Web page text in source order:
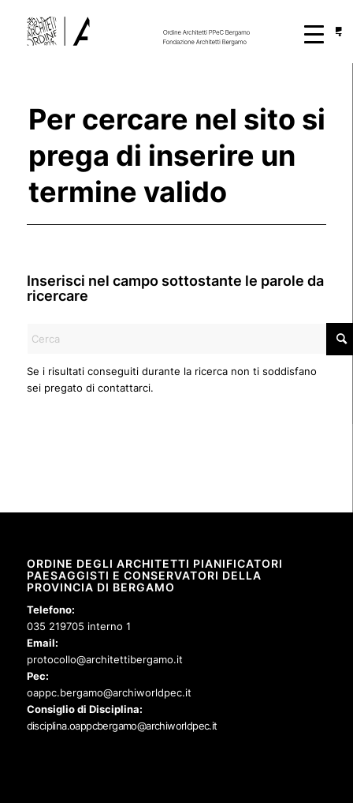
Per cercare nel sito si
prega di inserire un
termine valido
Inserisci nel campo sottostante le parole da
ricercare
Se i risultati conseguiti durante la ricerca non ti soddisfano
sei pregato di contattarci.
ORDINE DEGLI ARCHITETTI PIANIFICATORI
PAESAGGISTI E CONSERVATORI DELLA
PROVINCIA DI BERGAMO
Telefono:
035 219705 interno 1
Email:
protocollo@architettibergamo.it
Pec:
oappc.bergamo@archiworldpec.it
Consiglio di Disciplina:
disciplina.oappcbergamo@archiworldpec.it